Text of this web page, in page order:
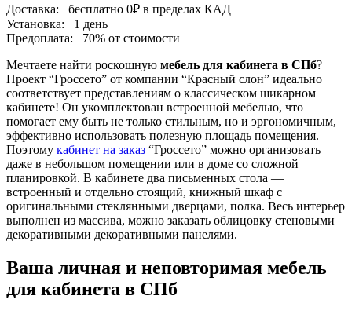
Доставка:
бесплатно 0₽ в пределах КАД
Установка:
1 день
Предоплата:
70% от стоимости
Мечтаете найти роскошную мебель для кабинета в СПб?
Проект “Гроссето” от компании “Красный слон” идеально
соответствует представлениям о классическом шикарном
кабинете! Он укомплектован встроенной мебелью, что
помогает ему быть не только стильным, но и эргономичным,
эффективно использовать полезную площадь помещения.
Поэтому кабинет на заказ “Гроссето” можно организовать
даже в небольшом помещении или в доме со сложной
планировкой. В кабинете два письменных стола —
встроенный и отдельно стоящий, книжный шкаф с
оригинальными стеклянными дверцами, полка. Весь интерьер
выполнен из массива, можно заказать облицовку стеновыми
декоративными декоративными панелями.
Ваша личная и неповторимая мебель
для кабинета в СПб